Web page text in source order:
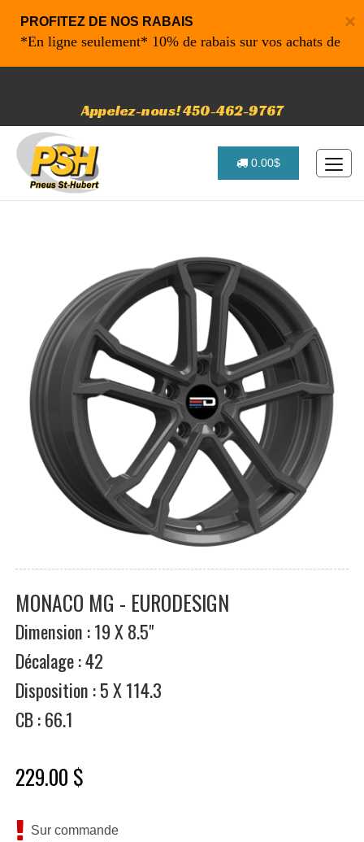
×
PROFITEZ DE NOS RABAIS
ligne seulement* 10% de rabais sur vos achats de 500$
Appelez-nous! 450-462-9767
0.00$
MONACO MG - EURODESIGN
Dimension : 19 X 8.5"
Décalage : 42
Disposition : 5 X 114.3
CB : 66.1
229.00 $
Sur commande